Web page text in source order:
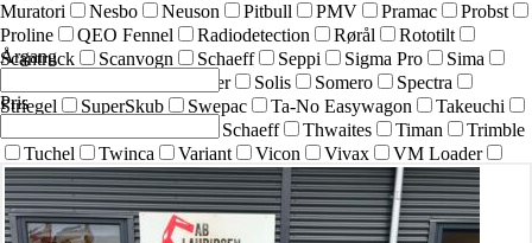
Muratori
Nesbo Neuson Pitbull PMV Pramac
Probst
Proline
QEO Fennel Radiodetection Rørål
Rototilt
Scantruck
Scanvogn Schaeff Seppi Sigma Pro
Sima
sneskraber Solis Somero
Spectra
Striegel
SuperSkub Swepac Ta-No Easywagon
Takeuchi
Terex Schaeff Thwaites Timan
Trimble
Tuchel
Twinca Variant Vicon Vivax
VM Loader
Volvo
Wacker Wacker Neuson Weber
Weidemann
Westermann
Wood Chipper Yanmar
Årgang
Pris